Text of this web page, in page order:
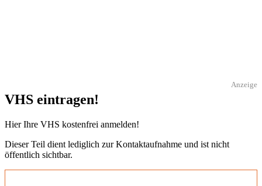
Anzeige
VHS eintragen!
Hier Ihre VHS kostenfrei anmelden!
Dieser Teil dient lediglich zur Kontaktaufnahme und ist nicht
öffentlich sichtbar.